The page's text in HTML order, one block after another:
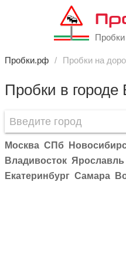
Пробки
Пробки.рф Пробки на
Пробки в городе
Москва СПб
Владивосток Ярославль
Екатеринбург Самара